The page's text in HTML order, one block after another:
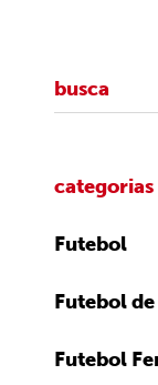
categorias
Futebol
Futebol de
Futebol